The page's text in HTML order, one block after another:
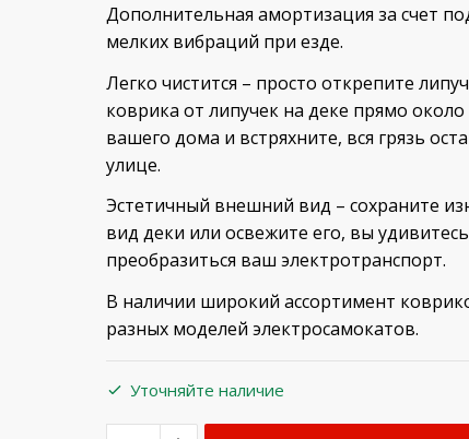
Дополнительная амортизация за счет
мелких вибраций при езде.
Легко чистится – просто открепите
коврика от липучек на деке прямо
вашего дома и встряхните, вся грязь
улице.
Эстетичный внешний вид – сохраните
вид деки или освежите его, вы
преобразиться ваш электротранспорт.
В наличии широкий ассортимент
разных моделей электросамокатов.
Уточняйте наличие